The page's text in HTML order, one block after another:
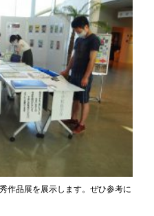
作品展を展示します。ぜひ参考に